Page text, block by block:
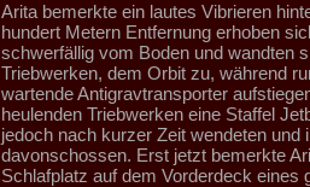
Arita bemerkte ein lautes Vibrieren
hundert Metern Entfernung erhoben
schwerfällig vom Boden und wandten
Triebwerken, dem Orbit zu, während
wartende Antigravtransporter
heulenden Triebwerken eine Staffel
jedoch nach kurzer Zeit wendeten und
davonschossen. Erst jetzt bemerkte
Schlafplatz auf dem Vorderdeck eines